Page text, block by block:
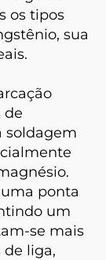
os tipos
sua
de
soldagem
ponta
um
se mais
liga,